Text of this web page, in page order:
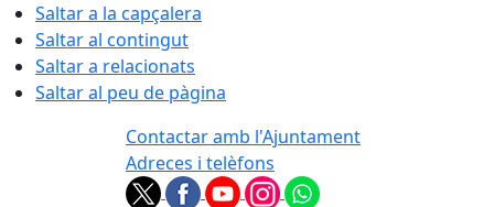
Saltar a la capçalera
Saltar al contingut
Saltar a relacionats
Saltar al peu de pàgina
Contactar amb l'Ajuntament
Adreces i telèfons